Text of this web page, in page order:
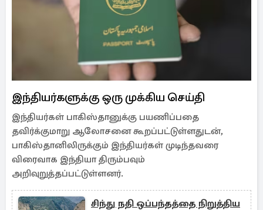
இந்தியர்களுக்கு ஒரு முக்கிய செய்தி
இந்தியர்கள் பாகிஸ்தானுக்கு பயணிப்பதை
தவிர்க்குமாறு ஆலோசனை கூறப்பட்டுள்ளதுடன்,
பாகிஸ்தானிலிருக்கும் இந்தியர்கள் முடிந்தவரை
விரைவாக இந்தியா திரும்பவும்
அறிவுறுத்தப்பட்டுள்ளனர்.
சிந்து நதி ஒப்பந்தத்தை நிறுத்திய